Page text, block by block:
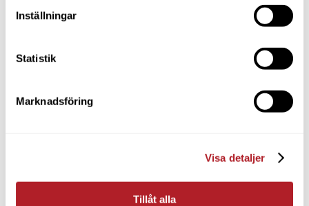
Inställningar
Statistik
Marknadsföring
Visa detaljer
Tillåt alla